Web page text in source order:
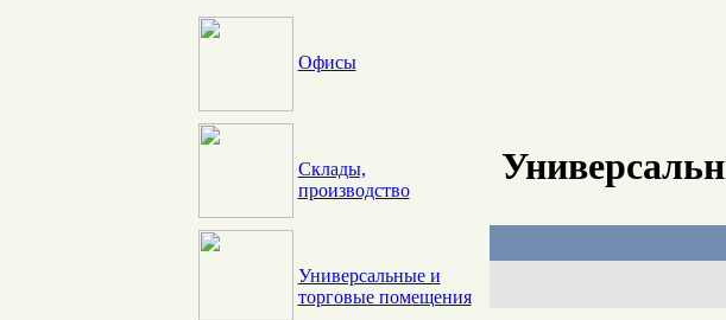
Офисы
Склады,
производство
Универсальные и
торговые помещения